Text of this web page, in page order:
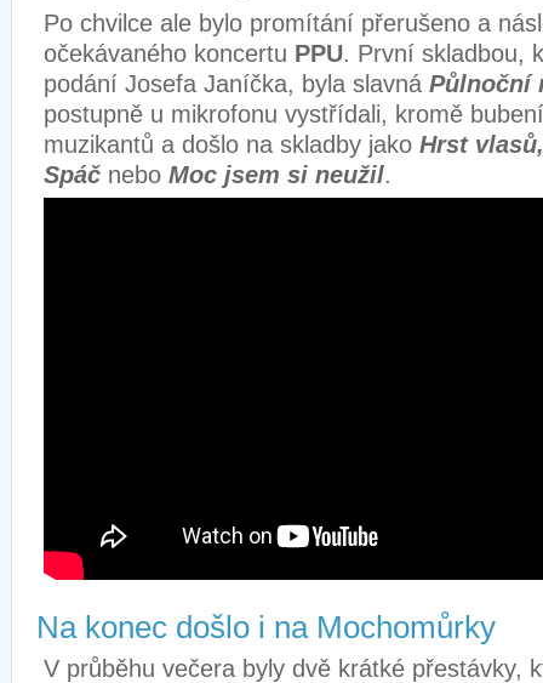
Po chvilce ale bylo promítání přerušeno a
očekávaného koncertu PPU. První skladbou,
podání Josefa Janíčka, byla slavná Půlnoční
postupně u mikrofonu vystřídali, kromě
muzikantů a došlo na skladby jako Hrst
Spáč nebo Moc jsem si neužil.
Na konec došlo i na Mochomůrky
V průběhu večera byly dvě krátké přestávky,